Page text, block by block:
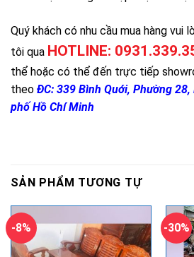
Quý khách có nhu cầu mua hàng vui
tôi qua HOTLINE:
thể hoặc có thể đến trực tiếp
theo ĐC: 339 Bình Quới, Phường
phố Hồ Chí Minh
SẢN PHẨM TƯƠNG TỰ
-8% -30%